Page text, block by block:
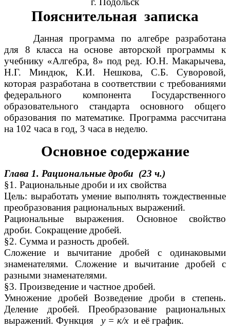
Пояснительная записка
Данная программа по алгебре разработана
для 8 класса на основе авторской программы к
учебнику «Алгебра, 8» под ред. Ю.Н. Макарычева,
Н.Г. Миндюк, К.И. Нешкова, С.Б. Суворовой,
которая разработана в соответствии с требованиями
федерального компонента Государственного
образовательного стандарта основного общего
образования по математике. Программа рассчитана
на 102 часа в год, 3 часа в неделю.
Основное содержание
Глава 1. Рациональные дроби (23 ч.)
§1. Рациональные дроби и их свойства
Цель: выработать умение выполнять тождественные
преобразования рациональных выражений.
Рациональные выражения. Основное свойство
дроби. Сокращение дробей.
§2. Сумма и разность дробей.
Сложение и вычитание дробей с одинаковыми
знаменателями. Сложение и вычитание дробей с
разными знаменателями.
§3. Произведение и частное дробей.
Умножение дробей Возведение дроби в степень.
Деление дробей. Преобразование рациональных
выражений. Функция у = к/х и её график.